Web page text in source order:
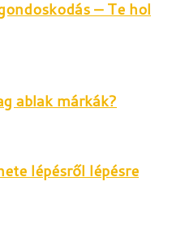
– Te hol
ablak márkák?
lépésről lépésre